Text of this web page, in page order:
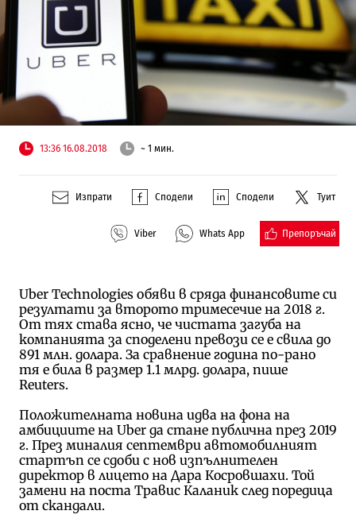
13:36 16.08.2018 ~ 1 мин.
Изпрати Сподели Сподели Туит
Viber Whats App Препоръчай
Uber Technologies обяви в сряда финансовите си
резултати за второто тримесечие на 2018 г.
От тях става ясно, че чистата загуба на
компанията за споделени превози се е свила до
891 млн. долара. За сравнение година по-рано
тя е била в размер 1.1 млрд. долара, пише
Reuters.
Положителната новина идва на фона на
амбициите на Uber да стане публична през 2019
г. През миналия септември автомобилният
стартъп се сдоби с нов изпълнителен
директор в лицето на Дара Косровшахи. Той
замени на поста Травис Каланик след поредица
от скандали.